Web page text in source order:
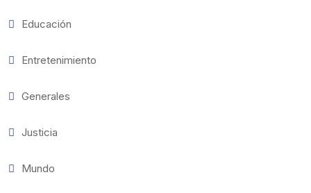
Educación
Entretenimiento
Generales
Justicia
Mundo